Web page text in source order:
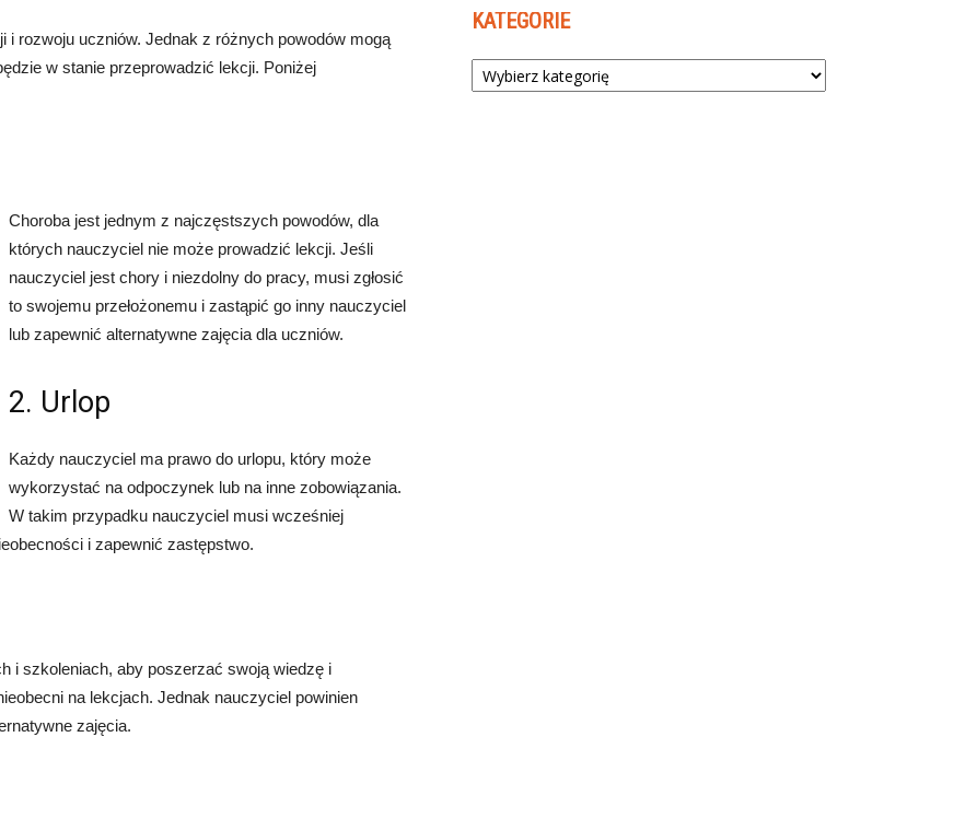
rozwoju uczniów. Jednak z różnych powodów mogą
w stanie przeprowadzić lekcji. Poniżej
Choroba jest jednym z najczęstszych powodów, dla
których nauczyciel nie może prowadzić lekcji. Jeśli
nauczyciel jest chory i niezdolny do pracy, musi zgłosić
to swojemu przełożonemu i zastąpić go inny nauczyciel
lub zapewnić alternatywne zajęcia dla uczniów.
2. Urlop
Każdy nauczyciel ma prawo do urlopu, który może
wykorzystać na odpoczynek lub na inne zobowiązania.
W takim przypadku nauczyciel musi wcześniej
i zapewnić zastępstwo.
i szkoleniach, aby poszerzać swoją wiedzę i
na lekcjach. Jednak nauczyciel powinien
zajęcia.
KATEGORIE
Kategorie